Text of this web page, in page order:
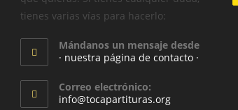
tienes varias vías para hacerlo:
Mándanos un mensaje desde
· nuestra página de contacto ·
Correo electrónico:
info@tocapartituras.org